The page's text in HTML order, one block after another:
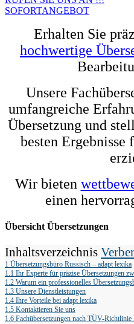
SOFORTANGEBOT
Erhalten Sie
hochwertige
Unsere
umfangreiche
Übersetzung und
besten Ergebnisse
Wir bieten
einen
Übersicht Übersetzungen
Inhaltsverzeichnis
1 Übersetzungsbüro Russisch – adapt lexika
1.1 Ihr Experte für präzise Übersetzungen
1.2 Warum ein professionelles
1.3 Unsere Dienstleistungen
1.4 Ihre Vorteile bei adapt lexika
1.5 Kontaktieren Sie uns
1.6 Fachübersetzungen nach TÜV-